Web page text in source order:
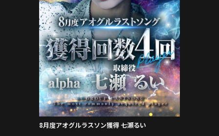
8月度アオグルラスソン獲得 七瀬るい